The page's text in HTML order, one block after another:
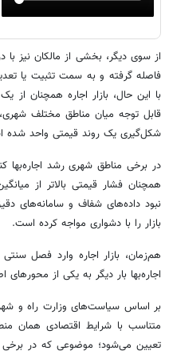
از سوی دیگر، بخشی از مالکان نیز
فاصله گرفته و به سمت تثبیت یا
با این حال، بازار اجاره همچنان از
قابل توجه میان مناطق مختلف شهری،
شکل‌گیری یک روند قیمتی واحد شده
در برخی مناطق شهری رشد اجاره‌بها
همچنان فشار قیمتی بالاتر از
نبود داده‌های شفاف و سامانه‌های
بازار را با دشواری مواجه کرده است.
هم‌زمان، بازار اجاره وارد فصل
اجاره‌بها بار دیگر به یکی از
بر اساس سیاست‌های وزارت راه و
متناسب با شرایط اقتصادی همان